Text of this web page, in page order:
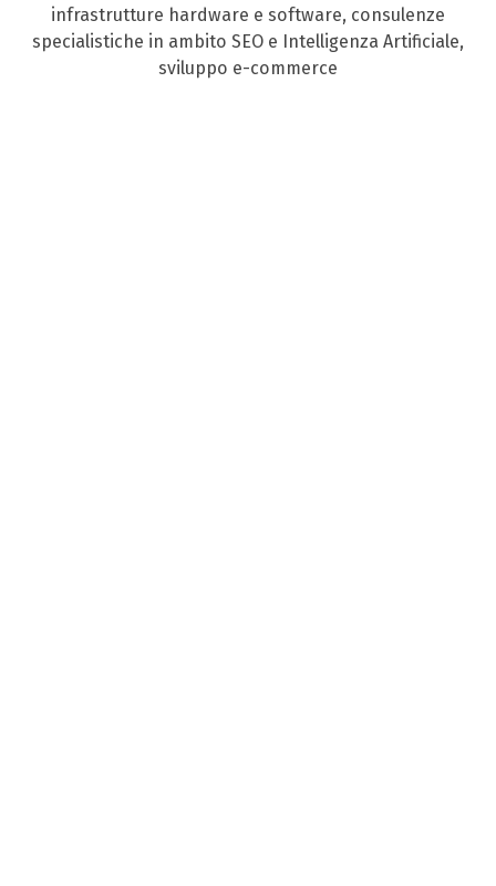
infrastrutture hardware e software, consulenze
specialistiche in ambito SEO e Intelligenza Artificiale,
sviluppo e-commerce